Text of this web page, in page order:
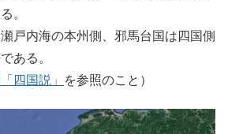
。
戸内海の本州側、邪馬台国は四国側
ある。
四国説」 を参照のこと）